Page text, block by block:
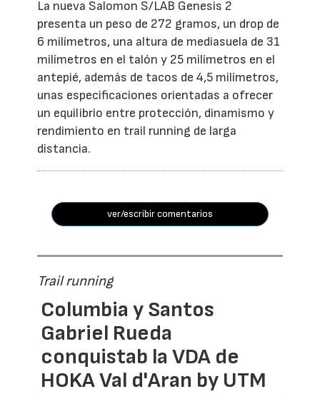
La nueva Salomon S/LAB Genesis 2
presenta un peso de 272 gramos, un drop de
6 milímetros, una altura de mediasuela de 31
milímetros en el talón y 25 milímetros en el
antepié, además de tacos de 4,5 milímetros,
unas especificaciones orientadas a ofrecer
un equilibrio entre protección, dinamismo y
rendimiento en trail running de larga
distancia.
ver/escribir comentarios
Trail running
Columbia y Santos
Gabriel Rueda
conquistab la VDA de
HOKA Val d'Aran by UTM